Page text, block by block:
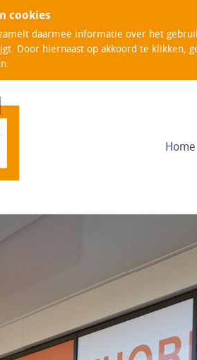
cookies
daarmee informatie over het
Door hiernaast op akkoord te klikken,
Home